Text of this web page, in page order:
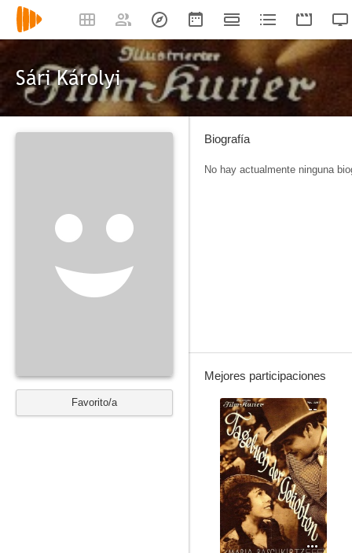
Sári Károlyi
Favorito/a
Biografía
No hay actualmente ninguna
Mejores participaciones
--